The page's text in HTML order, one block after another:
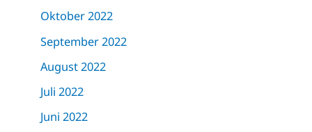
Oktober 2022
September 2022
August 2022
Juli 2022
Juni 2022